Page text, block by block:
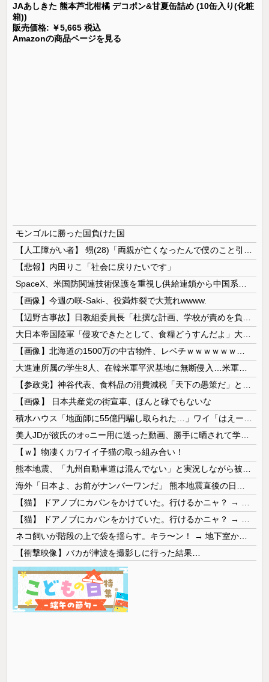
JAあしきた 熊本芦北柑橘 デコポン&甘夏缶詰め (10缶入り(化粧
箱))
販売価格: ￥5,665 税込
Amazonの商品ページを見る
モンゴルに勝った国負けた国
【悲報】内田りこ「社会に戻りたいです」
【画像】今週の咲-Saki-、役満炸裂で大荒れwwww.
【画像】 日本共産党の街宣車、ほんと碌でもないな
【ｗ】物凄くカワイイ子猫の取っ組み合い！
【衝撃映像】バカが津波を撮影しに行った結果…